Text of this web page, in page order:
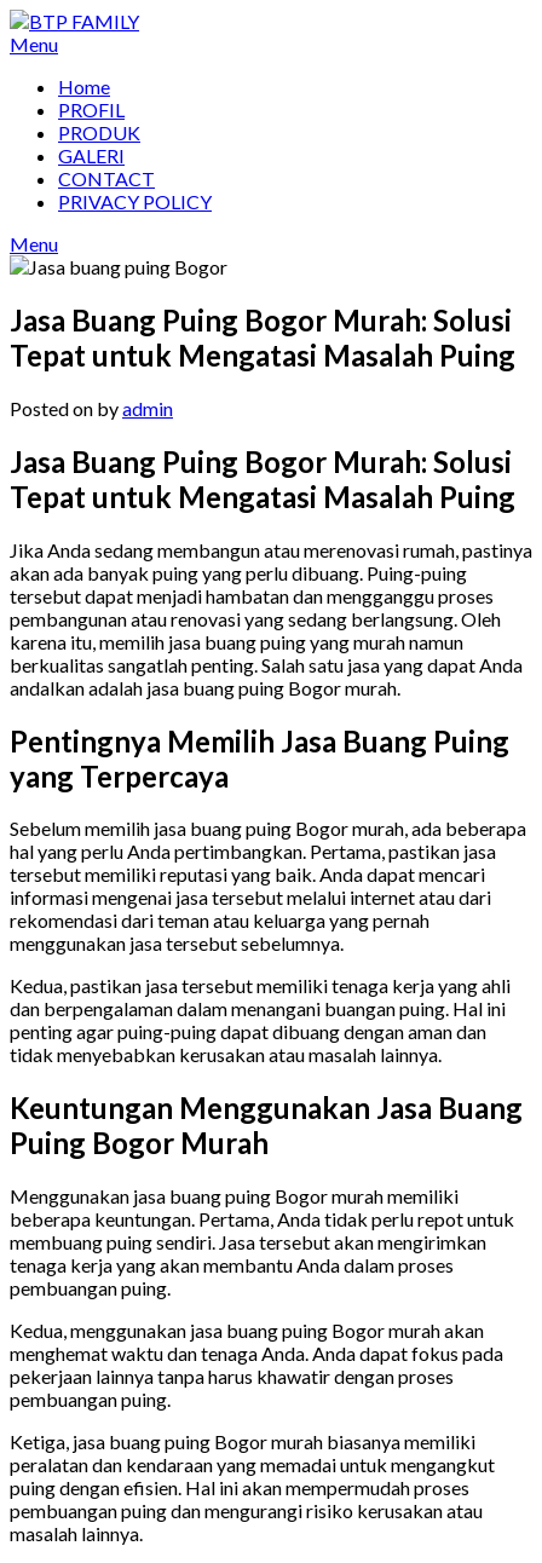
Skip
to
Menu
Home
PROFIL
PRODUK
GALERI
CONTACT
PRIVACY POLICY
Menu
Jasa Buang Puing Bogor Murah: Solusi
Tepat untuk Mengatasi Masalah Puing
Posted on byadmin
Jasa Buang Puing Bogor Murah: Solusi
Tepat untuk Mengatasi Masalah Puing
Jika Anda sedang membangun atau merenovasi rumah, pastinya
akan ada banyak puing yang perlu dibuang. Puing-puing
tersebut dapat menjadi hambatan dan mengganggu proses
pembangunan atau renovasi yang sedang berlangsung. Oleh
karena itu, memilih jasa buang puing yang murah namun
berkualitas sangatlah penting. Salah satu jasa yang dapat Anda
andalkan adalah jasa buang puing Bogor murah.
Pentingnya Memilih Jasa Buang Puing
yang Terpercaya
Sebelum memilih jasa buang puing Bogor murah, ada beberapa
hal yang perlu Anda pertimbangkan. Pertama, pastikan jasa
tersebut memiliki reputasi yang baik. Anda dapat mencari
informasi mengenai jasa tersebut melalui internet atau dari
rekomendasi dari teman atau keluarga yang pernah
menggunakan jasa tersebut sebelumnya.
Kedua, pastikan jasa tersebut memiliki tenaga kerja yang ahli
dan berpengalaman dalam menangani buangan puing. Hal ini
penting agar puing-puing dapat dibuang dengan aman dan
tidak menyebabkan kerusakan atau masalah lainnya.
Keuntungan Menggunakan Jasa Buang
Puing Bogor Murah
Menggunakan jasa buang puing Bogor murah memiliki
beberapa keuntungan. Pertama, Anda tidak perlu repot untuk
membuang puing sendiri. Jasa tersebut akan mengirimkan
tenaga kerja yang akan membantu Anda dalam proses
pembuangan puing.
Kedua, menggunakan jasa buang puing Bogor murah akan
menghemat waktu dan tenaga Anda. Anda dapat fokus pada
pekerjaan lainnya tanpa harus khawatir dengan proses
pembuangan puing.
Ketiga, jasa buang puing Bogor murah biasanya memiliki
peralatan dan kendaraan yang memadai untuk mengangkut
puing dengan efisien. Hal ini akan mempermudah proses
pembuangan puing dan mengurangi risiko kerusakan atau
masalah lainnya.